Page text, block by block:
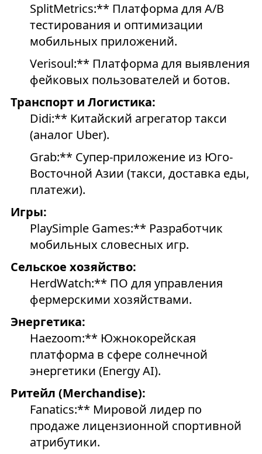
SplitMetrics:** Платформа для A/B
тестирования и оптимизации
мобильных приложений.
Verisoul:** Платформа для выявления
фейковых пользователей и ботов.
Транспорт и Логистика:
Didi:** Китайский агрегатор такси
(аналог Uber).
Grab:** Супер-приложение из Юго-
Восточной Азии (такси, доставка еды,
платежи).
Игры:
PlaySimple Games:** Разработчик
мобильных словесных игр.
Сельское хозяйство:
HerdWatch:** ПО для управления
фермерскими хозяйствами.
Энергетика:
Haezoom:** Южнокорейская
платформа в сфере солнечной
энергетики (Energy AI).
Ритейл (Merchandise):
Fanatics:** Мировой лидер по
продаже лицензионной спортивной
атрибутики.